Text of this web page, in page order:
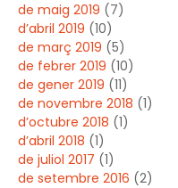
de maig 2019 (7)
d’abril 2019 (10)
de març 2019 (5)
de febrer 2019 (10)
de gener 2019 (11)
de novembre 2018 (1)
d’octubre 2018 (1)
d’abril 2018 (1)
de juliol 2017 (1)
de setembre 2016 (2)